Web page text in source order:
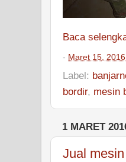
Baca
- Maret 15, 2016
Label:
bordir, mesin
1 MARET
Jual